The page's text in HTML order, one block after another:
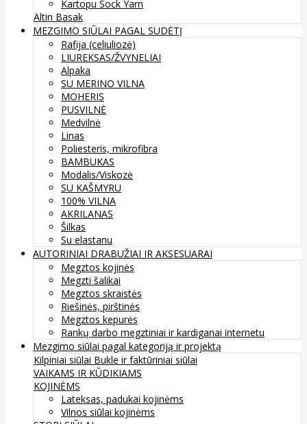
Kartopu Sock Yarn
Altin Basak
MEZGIMO SIŪLAI PAGAL SUDĖTĮ
Rafija (celiuliozė)
LIUREKSAS/ŽVYNELIAI
Alpaka
SU MERINO VILNA
MOHERIS
PUSVILNĖ
Medvilnė
Linas
Poliesteris, mikrofibra
BAMBUKAS
Modalis/Viskozė
SU KAŠMYRU
100% VILNA
AKRILANAS
Šilkas
Su elastanu
AUTORINIAI DRABUŽIAI IR AKSESUARAI
Megztos kojinės
Megzti šalikai
Megztos skraistės
Riešinės, pirštinės
Megztos kepurės
Rankų darbo megztiniai ir kardiganai internetu
Mezgimo siūlai pagal kategoriją ir projektą
Kilpiniai siūlai Bukle ir faktūriniai siūlai
VAIKAMS IR KŪDIKIAMS
KOJINĖMS
Lateksas, padukai kojinėms
Vilnos siūlai kojinėms